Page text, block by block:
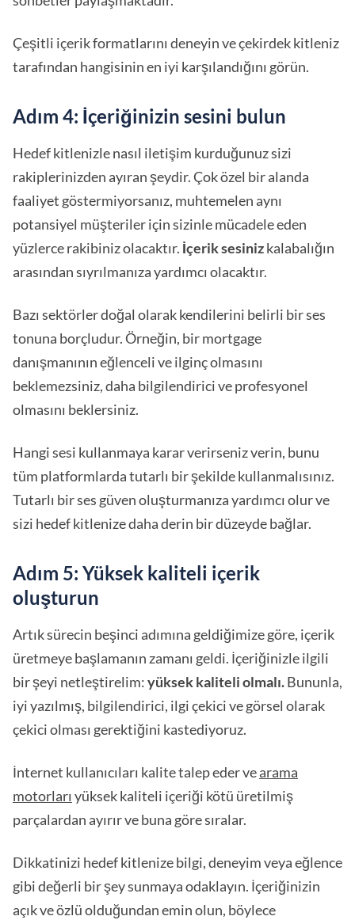
Çeşitli içerik formatlarını deneyin ve çekirdek kitleniz
tarafından hangisinin en iyi karşılandığını görün.
Adım 4: İçeriğinizin sesini bulun
Hedef kitlenizle nasıl iletişim kurduğunuz sizi
rakiplerinizden ayıran şeydir. Çok özel bir alanda
faaliyet göstermiyorsanız, muhtemelen aynı
potansiyel müşteriler için sizinle mücadele eden
yüzlerce rakibiniz olacaktır. İçerik sesinizkalabalığın
arasından sıyrılmanıza yardımcı olacaktır.
Bazı sektörler doğal olarak kendilerini belirli bir ses
tonuna borçludur. Örneğin, bir mortgage
danışmanının eğlenceli ve ilginç olmasını
beklemezsiniz, daha bilgilendirici ve profesyonel
olmasını beklersiniz.
Hangi sesi kullanmaya karar verirseniz verin, bunu
tüm platformlarda tutarlı bir şekilde kullanmalısınız.
Tutarlı bir ses güven oluşturmanıza yardımcı olur ve
sizi hedef kitlenize daha derin bir düzeyde bağlar.
Adım 5: Yüksek kaliteli içerik
oluşturun
Artık sürecin beşinci adımına geldiğimize göre, içerik
üretmeye başlamanın zamanı geldi. İçeriğinizle ilgili
bir şeyi netleştirelim:yüksek kaliteli olmalı.Bununla,
iyi yazılmış, bilgilendirici, ilgi çekici ve görsel olarak
çekici olması gerektiğini kastediyoruz.
İnternet kullanıcıları kalite talep eder vearama
motorları yüksek kaliteli içeriği kötü üretilmiş
parçalardan ayırır ve buna göre sıralar.
Dikkatinizi hedef kitlenize bilgi, deneyim veya eğlence
gibi değerli bir şey sunmaya odaklayın. İçeriğinizin
açık ve özlü olduğundan emin olun, böylece